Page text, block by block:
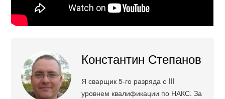
Константин Степанов
Я сварщик 5-го разряда с III
уровнем квалификации по НАКС. За